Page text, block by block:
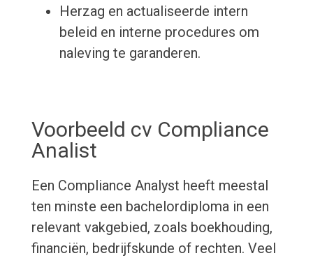
Herzag en actualiseerde intern
beleid en interne procedures om
naleving te garanderen.
Voorbeeld cv Compliance
Analist
Een Compliance Analyst heeft meestal
ten minste een bachelordiploma in een
relevant vakgebied, zoals boekhouding,
financiën, bedrijfskunde of rechten. Veel